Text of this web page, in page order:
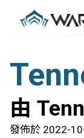
由
發佈於 2022-